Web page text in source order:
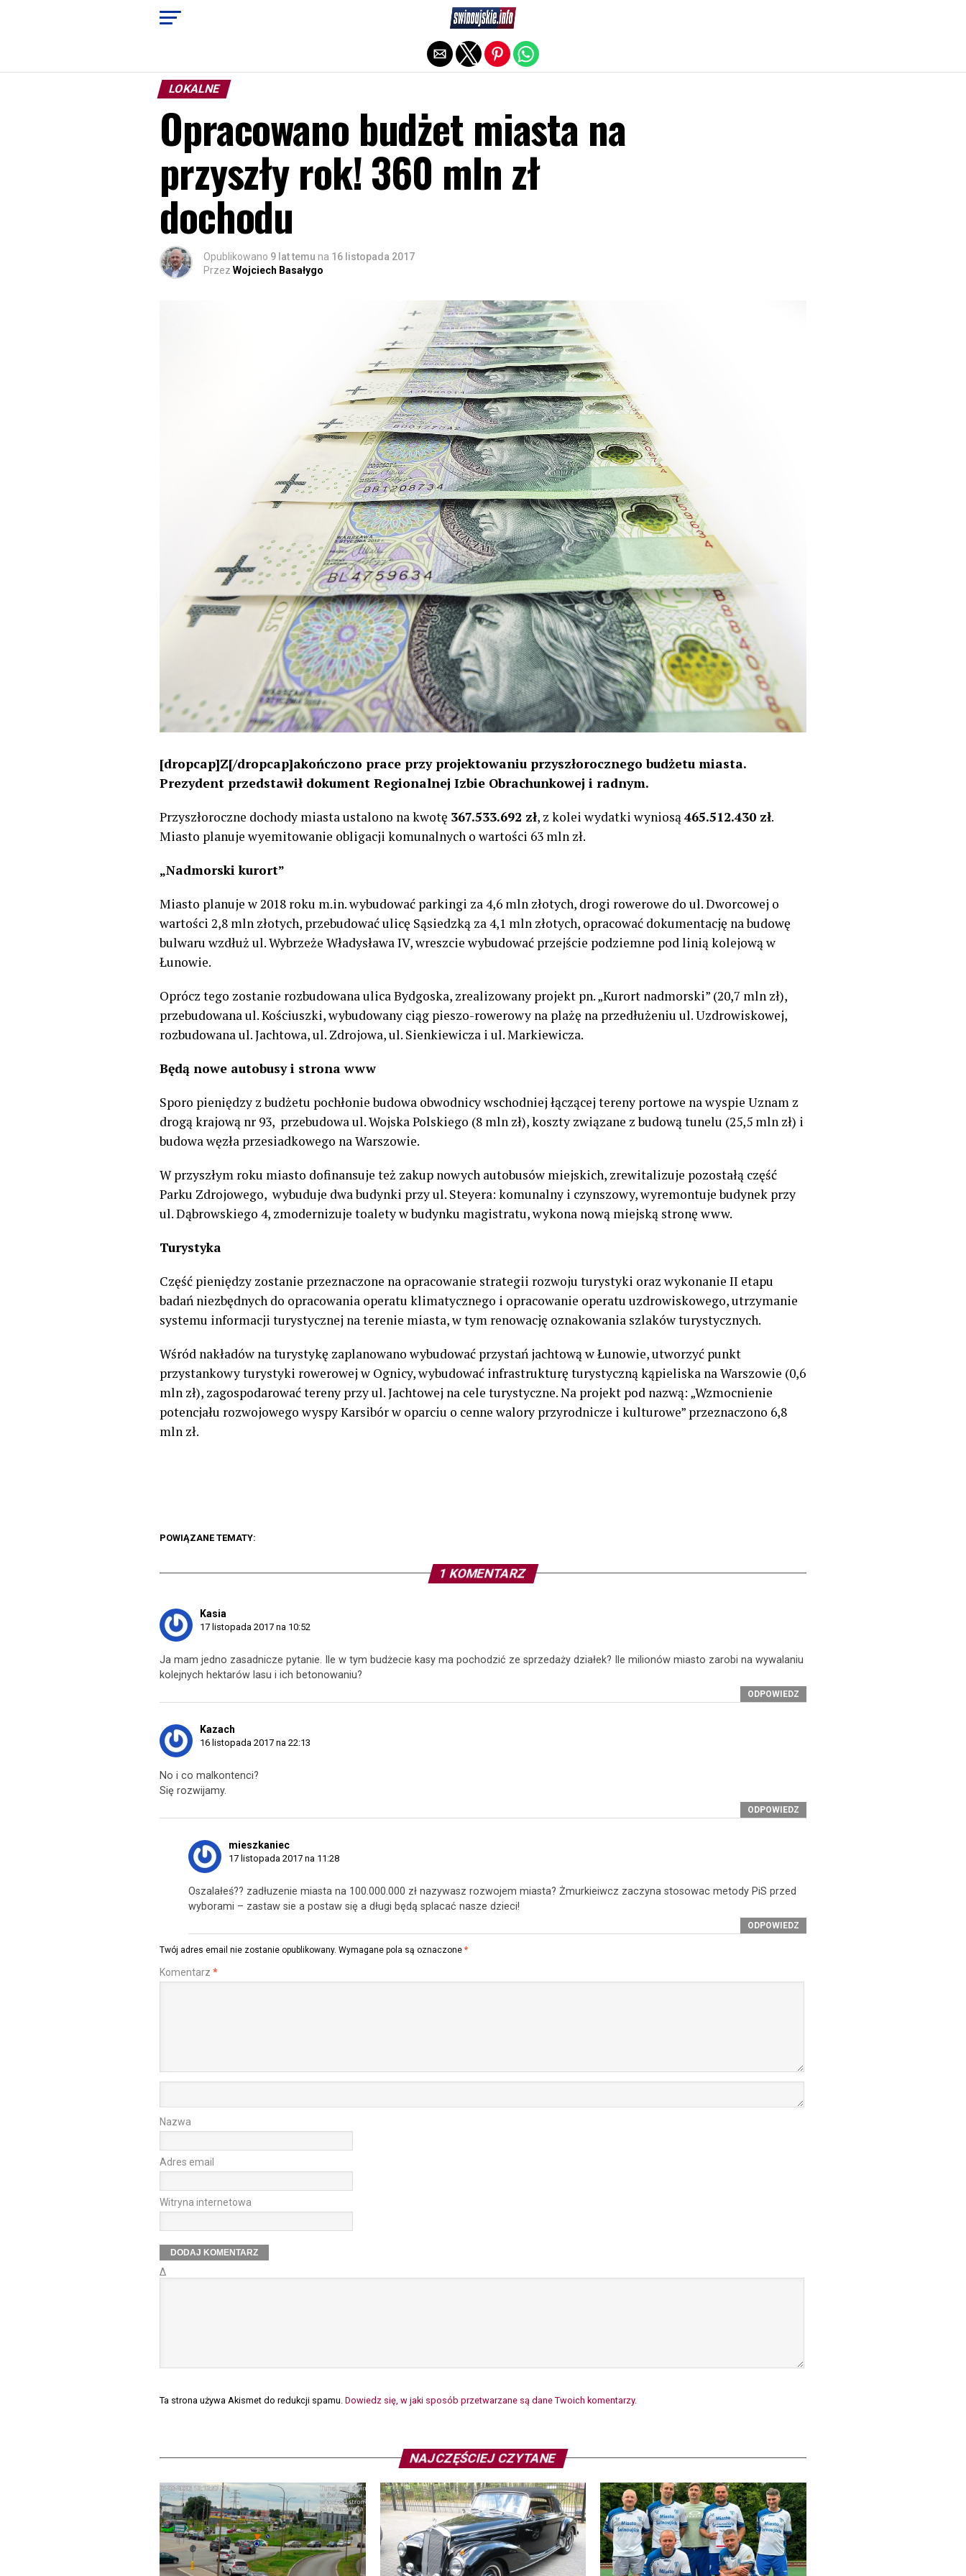
LOKALNE
Opracowano budżet miasta na
przyszły rok! 360 mln zł
dochodu
Opublikowano 9 lat temu na 16 listopada 2017
Przez Wojciech Basałygo
[dropcap]Z[/dropcap]akończono prace przy projektowaniu przyszłorocznego budżetu miasta.
Prezydent przedstawił dokument Regionalnej Izbie Obrachunkowej i radnym.
Przyszłoroczne dochody miasta ustalono na kwotę 367.533.692 zł, z kolei wydatki wyniosą465.512.430 zł.
Miasto planuje wyemitowanie obligacji komunalnych o wartości 63 mln zł.
„Nadmorski kurort”
Miasto planuje w 2018 roku m.in. wybudować parkingi za 4,6 mln złotych, drogi rowerowe do ul. Dworcowej o
wartości 2,8 mln złotych, przebudować ulicę Sąsiedzką za 4,1 mln złotych, opracować dokumentację na budowę
bulwaru wzdłuż ul. Wybrzeże Władysława IV, wreszcie wybudować przejście podziemne pod linią kolejową w
Łunowie.
Oprócz tego zostanie rozbudowana ulica Bydgoska, zrealizowany projekt pn. „Kurort nadmorski” (20,7 mln zł),
przebudowana ul. Kościuszki, wybudowany ciąg pieszo-rowerowy na plażę na przedłużeniu ul. Uzdrowiskowej,
rozbudowana ul. Jachtowa, ul. Zdrojowa, ul. Sienkiewicza i ul. Markiewicza.
Będą nowe autobusy i strona www
Sporo pieniędzy z budżetu pochłonie budowa obwodnicy wschodniej łączącej tereny portowe na wyspie Uznam z
drogą krajową nr 93, przebudowa ul. Wojska Polskiego (8 mln zł), koszty związane z budową tunelu (25,5 mln zł) i
budowa węzła przesiadkowego na Warszowie.
W przyszłym roku miasto dofinansuje też zakup nowych autobusów miejskich, zrewitalizuje pozostałą część
Parku Zdrojowego, wybuduje dwa budynki przy ul. Steyera: komunalny i czynszowy, wyremontuje budynek przy
ul. Dąbrowskiego 4, zmodernizuje toalety w budynku magistratu, wykona nową miejską stronę www.
Turystyka
Część pieniędzy zostanie przeznaczone na opracowanie strategii rozwoju turystyki oraz wykonanie II etapu
badań niezbędnych do opracowania operatu klimatycznego i opracowanie operatu uzdrowiskowego, utrzymanie
systemu informacji turystycznej na terenie miasta, w tym renowację oznakowania szlaków turystycznych.
Wśród nakładów na turystykę zaplanowano wybudować przystań jachtową w Łunowie, utworzyć punkt
przystankowy turystyki rowerowej w Ognicy, wybudować infrastrukturę turystyczną kąpieliska na Warszowie (0,6
mln zł), zagospodarować tereny przy ul. Jachtowej na cele turystyczne. Na projekt pod nazwą: „Wzmocnienie
potencjału rozwojowego wyspy Karsibór w oparciu o cenne walory przyrodnicze i kulturowe” przeznaczono 6,8
mln zł.
POWIĄZANE TEMATY:
1 KOMENTARZ
Kasia
17 listopada 2017 na 10:52
Ja mam jedno zasadnicze pytanie. Ile w tym budżecie kasy ma pochodzić ze sprzedaży działek? Ile milionów miasto zarobi na wywalaniu
kolejnych hektarów lasu i ich betonowaniu?
ODPOWIEDZ
Kazach
16 listopada 2017 na 22:13
No i co malkontenci?
Się rozwijamy.
ODPOWIEDZ
mieszkaniec
17 listopada 2017 na 11:28
Oszalałeś?? zadłuzenie miasta na 100.000.000 zł nazywasz rozwojem miasta? Żmurkieiwcz zaczyna stosowac metody PiS przed
wyborami – zastaw sie a postaw się a długi będą splacać nasze dzieci!
ODPOWIEDZ
Twój adres email nie zostanie opublikowany. Wymagane pola są oznaczone *
Komentarz *
Nazwa
Adres email
Witryna internetowa
Δ
Ta strona używa Akismet do redukcji spamu. Dowiedz się, w jaki sposób przetwarzane są dane Twoich komentarzy.
NAJCZĘŚCIEJ CZYTANE
Exit mobile version